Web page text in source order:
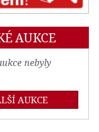
AUKCE
nebyly
AUKCE